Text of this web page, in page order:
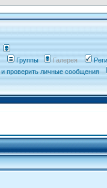
Группы Галерея
и проверить личные сообщения